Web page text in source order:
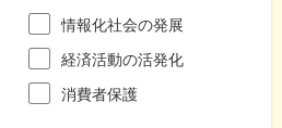
情報化社会の発展
経済活動の活発化
消費者保護